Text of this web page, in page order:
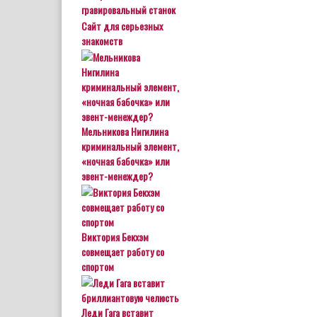
гравировальный станок
Сайт для серьезных
знакомств
Мельникова Нигилина
криминальный элемент,
«ночная бабочка» или
эвент-менеждер?
Виктория Бекхэм
совмещает работу со
спортом
Леди Гага вставит